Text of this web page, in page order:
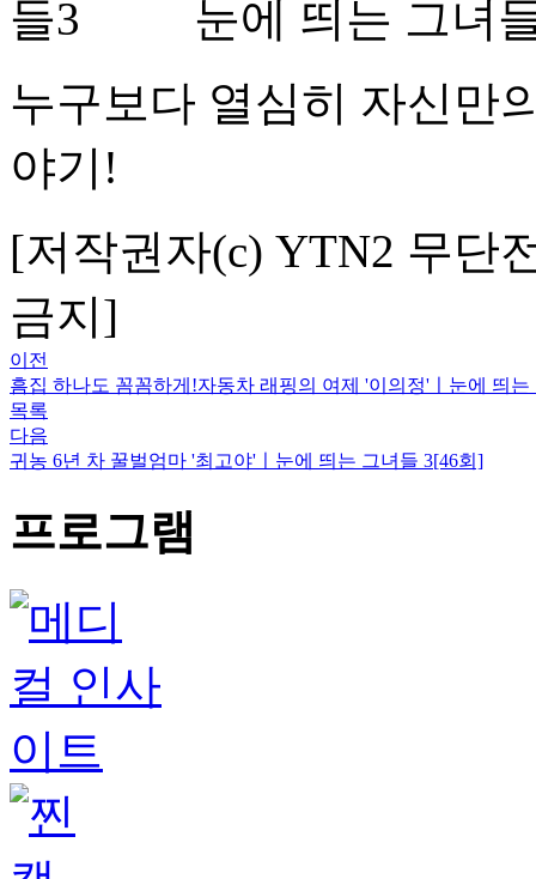
눈에 띄는 그녀
누구보다 열심히 자신만
야기!
[저작권자(c) YTN2 무단
금지]
이전
흠집 하나도 꼼꼼하게!자동차 래핑의 여제 '이의정'ㅣ눈에 띄는
목록
다음
귀농 6년 차 꿀벌엄마 '최고야'ㅣ눈에 띄는 그녀들 3[46회]
프로그램